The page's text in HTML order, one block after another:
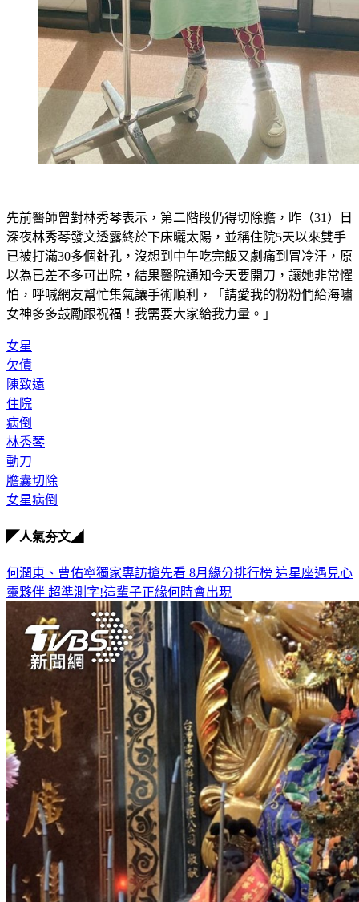
先前醫師曾對林秀琴表示，第二階段仍得切除膽，昨（31）日
深夜林秀琴發文透露終於下床曬太陽，並稱住院5天以來雙手
已被打滿30多個針孔，沒想到中午吃完飯又劇痛到冒冷汗，原
以為已差不多可出院，結果醫院通知今天要開刀，讓她非常懼
怕，呼喊網友幫忙集氣讓手術順利，「請愛我的粉粉們給海嘯
女神多多鼓勵跟祝福！我需要大家給我力量。」
女星
欠債
陳致遠
住院
病倒
林秀琴
動刀
膽囊切除
女星病倒
◤人氣夯文◢
何潤東、曹佑寧獨家專訪搶先看 8月緣分排行榜 這星座遇見心
靈夥伴 超準測字!這輩子正緣何時會出現